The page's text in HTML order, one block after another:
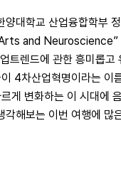
양대학교 산업융합학부
and Neuroscience”
트렌드에 관한 흥미롭고
4차산업혁명이라는 이
게 변화하는 이 시대에
각해보는 이번 여행에 많